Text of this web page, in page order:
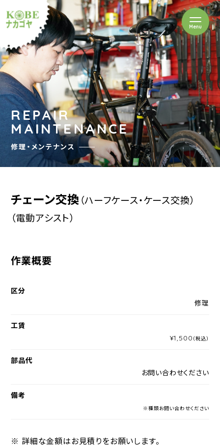
ルショップナカゴヤ
Menuを開閉
REPAIR
MAINTENANCE
修理・メンテナンス
チェーン交換 （ハーフケース・ケース交換）
（電動アシスト）
作業概要
区分
修理
工賃
¥1,500 （税込）
部品代
お問い合わせください
備考
※種類お問い合わせください
※ 詳細な金額はお見積りをお願いします。